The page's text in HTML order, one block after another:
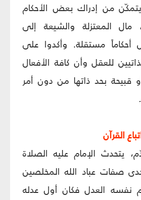
من إدراك بعض الأحكام
مال المعتزلة والشيعة إلى
أحكاماً مستقلة. وأكدوا على
للعقل وأن كافة الأفعال
قبيحة بحد ذاتها من دون أمر
القرآن
يتحدث الإمام عليه الصلاة
صفات عباد الله المخلصين
نفسه العدل فكان أول عدله